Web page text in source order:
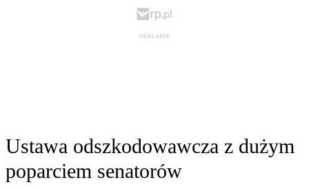
Ustawa odszkodowawcza z dużym
poparciem senatorów